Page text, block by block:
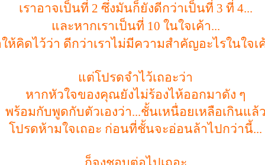
เราอาจเป็นที่ 2 ซึ่งมันก็ยังดีกว่าเป็นที่ 3 ที่ 4...
และหากเราเป็นที่ 10 ในใจเค้า...
ห้คิดไว้ว่า ดีกว่าเราไม่มีความสำคัญอะไรในใจเ
แต่โปรดจำไว้เถอะว่า
หากหัวใจของคุณยังไม่ร้องไห้ออกมาดัง ๆ
พร้อมกับพูดกับตัวเองว่า...ชั้นเหนื่อยเหลือเกินแล้
โปรดห้ามใจเถอะ ก่อนที่ชั้นจะอ่อนล้าไปกว่านี้...